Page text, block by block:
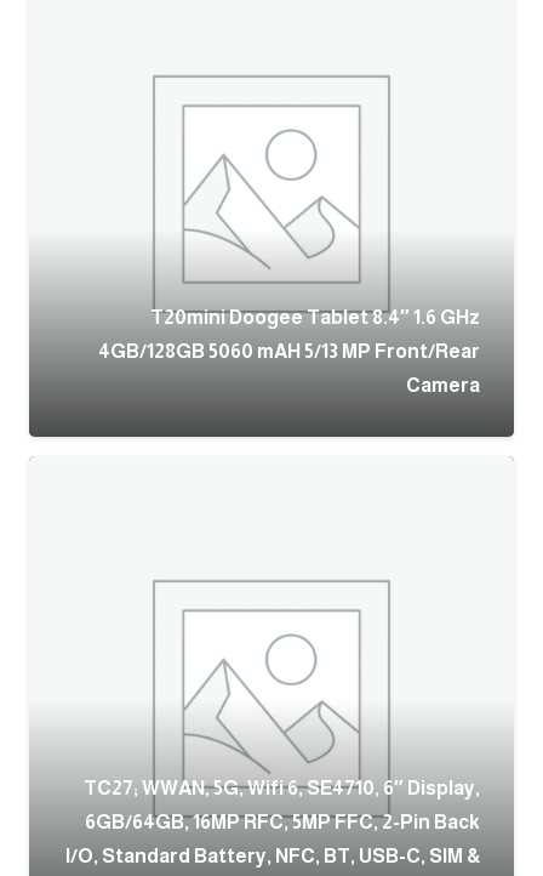
T20mini Doogee Tablet 8.4″ 1.6 GHz
4GB/128GB 5060 mAH 5/13 MP Front/Rear
Camera
TC27; WWAN, 5G, Wifi 6, SE4710, 6″ Display,
6GB/64GB, 16MP RFC, 5MP FFC, 2-Pin Back
I/O, Standard Battery, NFC, BT, USB-C, SIM &